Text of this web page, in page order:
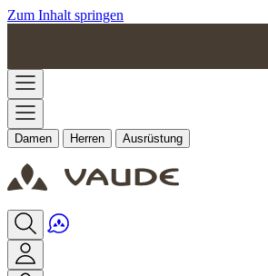
Zum Inhalt springen
Damen Herren Ausrüstung